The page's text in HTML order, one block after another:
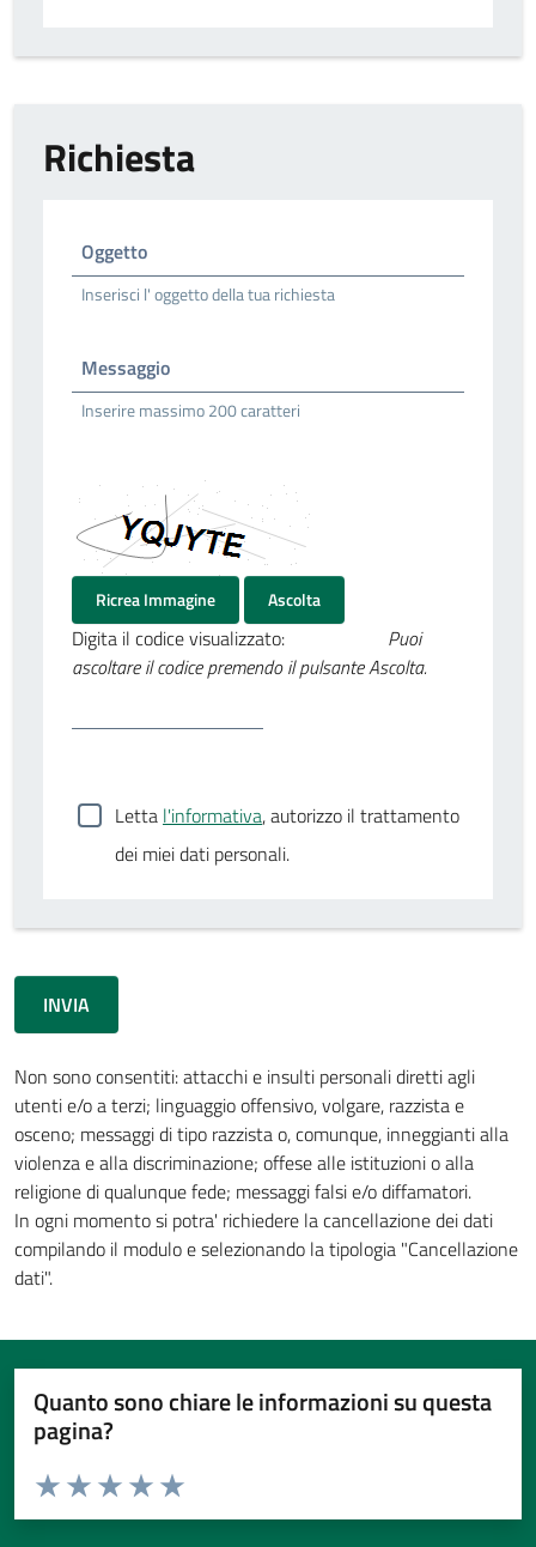
Richiesta
Oggetto
Inserisci l' oggetto della tua richiesta
Messaggio
Inserire massimo 200 caratteri
Ricrea Immagine Ascolta
Digita il codice visualizzato:
Puoi
ascoltare il codice premendo il pulsante Ascolta.
Letta l'informativa, autorizzo il trattamento
dei miei dati personali.
Non sono consentiti: attacchi e insulti personali diretti agli
utenti e/o a terzi; linguaggio offensivo, volgare, razzista e
osceno; messaggi di tipo razzista o, comunque, inneggianti alla
violenza e alla discriminazione; offese alle istituzioni o alla
religione di qualunque fede; messaggi falsi e/o diffamatori.
In ogni momento si potra' richiedere la cancellazione dei dati
compilando il modulo e selezionando la tipologia "Cancellazione
dati".
Quanto sono chiare le informazioni su questa
pagina?
Valuta da 1 a 5 stelle la pagina
Valuta 5 stelle su 5
Valuta 4 stelle su 5
Valuta 3 stelle su 5
Valuta 2 stelle su 5
Valuta 1 stelle su 5